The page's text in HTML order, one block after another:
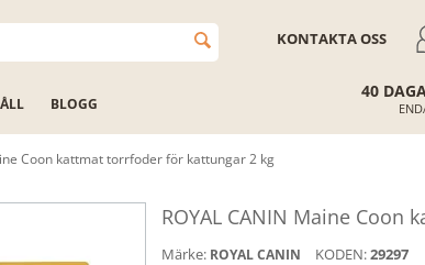
KONTAKTA OSS
BLOGG
40
Coon kattmat torrfoder för kattungar 2 kg
ROYAL CANIN Maine
Märke: ROYAL CANIN KODEN:29297